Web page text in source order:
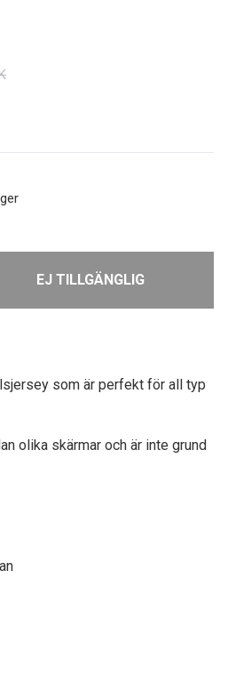
EJ TILLGÄNGLIG
som är perfekt för all typ
olika skärmar och är inte grund